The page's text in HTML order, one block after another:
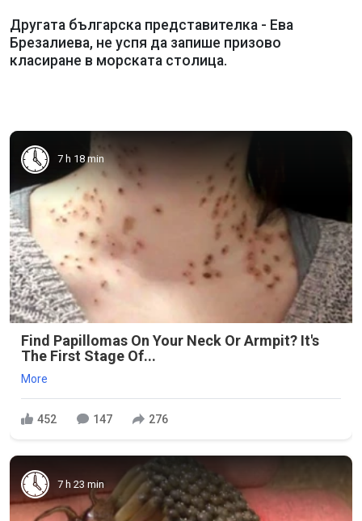
Другата българска представителка - Ева
Брезалиева, не успя да запише призово
класиране в морската столица.
7 h 18 min
Find Papillomas On Your Neck Or Armpit? It's
The First Stage Of...
More
452 147 276
7 h 23 min